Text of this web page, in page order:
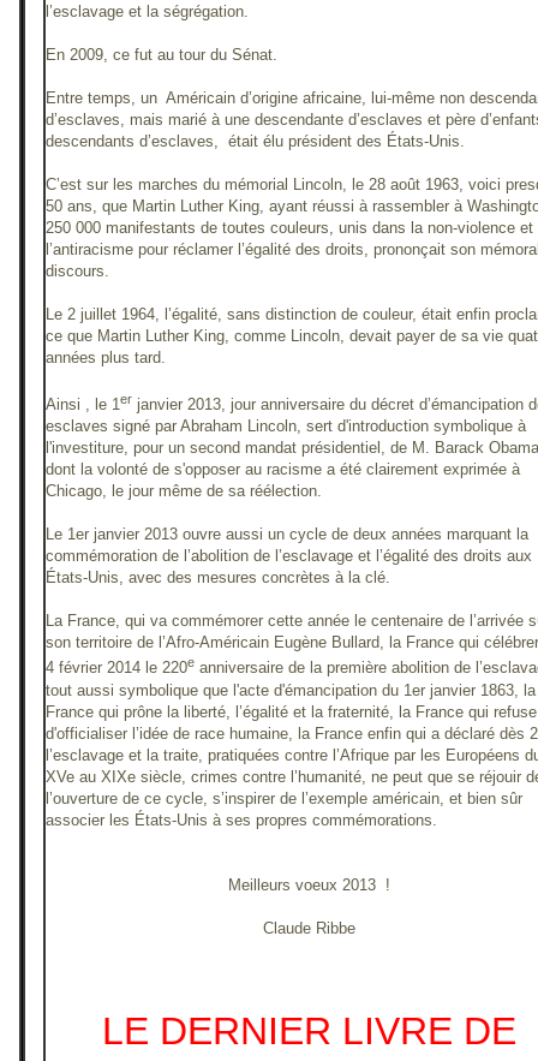
l’esclavage et la ségrégation.
En 2009, ce fut au tour du Sénat.
Entre temps, un Américain d’origine africaine, lui-même non
d’esclaves, mais marié à une descendante d’esclaves et père
descendants d’esclaves, était élu président des États-Unis.
C’est sur les marches du mémorial Lincoln, le 28 août 1963, voici
50 ans, que Martin Luther King, ayant réussi à rassembler à
250 000 manifestants de toutes couleurs, unis dans la non-violence et
l’antiracisme pour réclamer l’égalité des droits, prononçait son
discours.
Le 2 juillet 1964, l’égalité, sans distinction de couleur, était enfin
ce que Martin Luther King, comme Lincoln, devait payer de sa vie
années plus tard.
Ainsi , le 1er janvier 2013, jour anniversaire du décret d’émancipation
esclaves signé par Abraham Lincoln, sert d'introduction symbolique à
l'investiture, pour un second mandat présidentiel, de M. Barack
dont la volonté de s'opposer au racisme a été clairement exprimée à
Chicago, le jour même de sa réélection.
Le 1er janvier 2013 ouvre aussi un cycle de deux années marquant la
commémoration de l’abolition de l’esclavage et l’égalité des droits aux
États-Unis, avec des mesures concrètes à la clé.
La France, qui va commémorer cette année le centenaire de l’arrivée
son territoire de l’Afro-Américain Eugène Bullard, la France qui
4 février 2014 le 220e anniversaire de la première abolition de
tout aussi symbolique que l'acte d'émancipation du 1er janvier 1863, la
France qui prône la liberté, l’égalité et la fraternité, la France qui refuse
d'officialiser l’idée de race humaine, la France enfin qui a déclaré dès
l’esclavage et la traite, pratiquées contre l’Afrique par les Européens
XVe au XIXe siècle, crimes contre l’humanité, ne peut que se réjouir
l’ouverture de ce cycle, s’inspirer de l’exemple américain, et bien sûr
associer les États-Unis à ses propres commémorations.
Meilleurs voeux 2013 !
Claude Ribbe
LE DERNIER LIVRE DE